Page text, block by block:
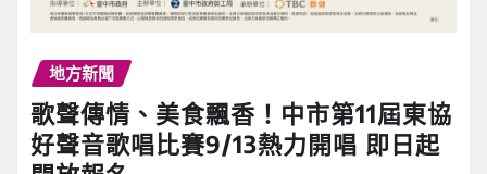
地方新聞
歌聲傳情、美食飄香！中市第11屆東協
好聲音歌唱比賽9/13熱力開唱 即日起